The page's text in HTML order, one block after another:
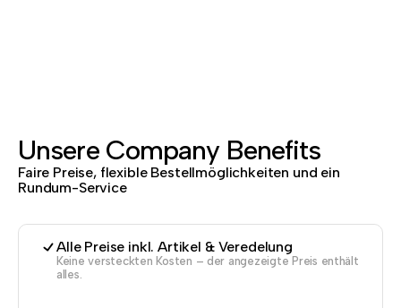
Unsere Company Benefits
Faire Preise, flexible Bestellmöglichkeiten und ein
Rundum-Service
Alle Preise inkl. Artikel & Veredelung
Keine versteckten Kosten – der angezeigte Preis enthält
alles.